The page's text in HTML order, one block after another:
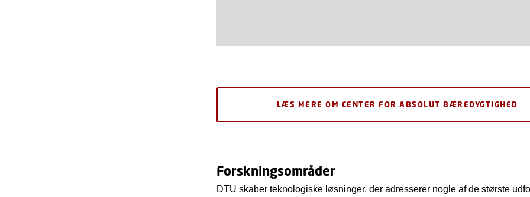
LÆS MERE OM CENTER FOR ABSOLUT BÆREDYGTIGHED
Forskningsområder
DTU skaber teknologiske løsninger, der adresserer nogle af de største